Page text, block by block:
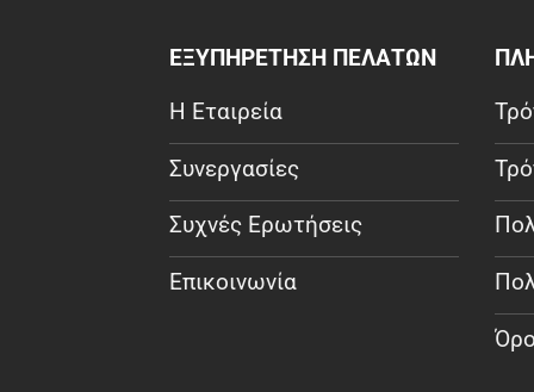
ΕΞΥΠΗΡΕΤΗΣΗ ΠΕΛΑΤΩΝ
Η Εταιρεία
Συνεργασίες
Συχνές Ερωτήσεις
Επικοινωνία